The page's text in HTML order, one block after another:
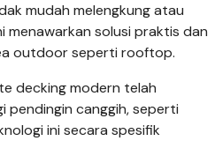
mudah melengkung atau
menawarkan solusi praktis dan
outdoor seperti rooftop.
decking modern telah
pendingin canggih, seperti
ini secara spesifik